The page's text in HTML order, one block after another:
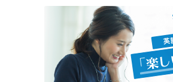
【トピック‐初稿2020年
量子計算機実用化の波_